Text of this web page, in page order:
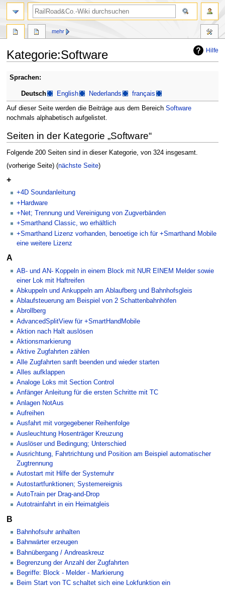
Hilfe
Kategorie:Software
Zur
springen
Zur
springen
Sprachen:
Deutsch English Nederlands français
Auf dieser Seite werden die Beiträge aus dem Bereich Software
nochmals alphabetisch aufgelistet.
Seiten in der Kategorie „Software“
Folgende 200 Seiten sind in dieser Kategorie, von 324 insgesamt.
(vorherige Seite) (nächste Seite)
+
+4D Soundanleitung
+Hardware
+Net; Trennung und Vereinigung von Zugverbänden
+Smarthand Classic, wo erhältlich
+Smarthand Lizenz vorhanden, benoetige ich für +Smarthand Mobile
eine weitere Lizenz
A
AB- und AN- Koppeln in einem Block mit NUR EINEM Melder sowie
einer Lok mit Haftreifen
Abkuppeln und Ankuppeln am Ablaufberg und Bahnhofsgleis
Ablaufsteuerung am Beispiel von 2 Schattenbahnhöfen
Abrollberg
AdvancedSplitView für +SmartHandMobile
Aktion nach Halt auslösen
Aktionsmarkierung
Aktive Zugfahrten zählen
Alle Zugfahrten sanft beenden und wieder starten
Alles aufklappen
Analoge Loks mit Section Control
Anfänger Anleitung für die ersten Schritte mit TC
Anlagen NotAus
Aufreihen
Ausfahrt mit vorgegebener Reihenfolge
Ausleuchtung Hosenträger Kreuzung
Auslöser und Bedingung; Unterschied
Ausrichtung, Fahrtrichtung und Position am Beispiel automatischer
Zugtrennung
Autostart mit Hilfe der Systemuhr
Autostartfunktionen; Systemereignis
AutoTrain per Drag-and-Drop
Autotrainfahrt in ein Heimatgleis
B
Bahnhofsuhr anhalten
Bahnwärter erzeugen
Bahnübergang / Andreaskreuz
Begrenzung der Anzahl der Zugfahrten
Begriffe: Block - Melder - Markierung
Beim Start von TC schaltet sich eine Lokfunktion ein
mehr
Suche